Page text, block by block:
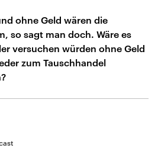
ohne Geld wären die
so sagt man doch. Wäre es
versuchen würden ohne Geld
zum Tauschhandel